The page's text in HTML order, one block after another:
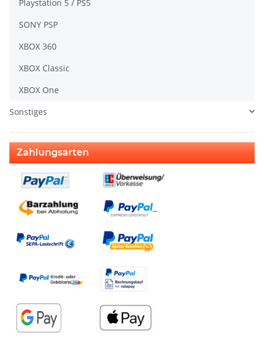
Playstation 5 / PS5
SONY PSP
XBOX 360
XBOX Classic
XBOX One
Sonstiges
Zahlungsarten